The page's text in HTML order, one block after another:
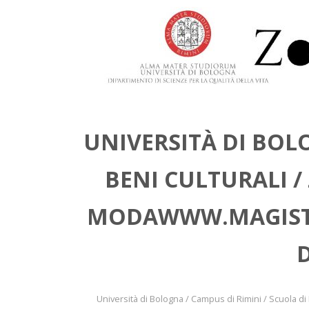
UNIVERSITÀ DI
BENI CULTURALI
Università di Bologna / Campus di Rimini / Scuola